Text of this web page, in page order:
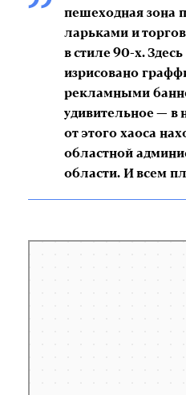
пешеходная зона
ларьками и
в стиле 90-х.
изрисовано
рекламными
удивительное — в
от этого хаоса
областной
области. И всем